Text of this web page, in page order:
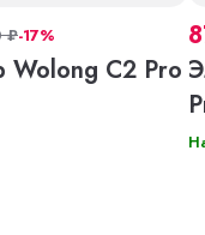
₽-17%
Wolong C2 Pro